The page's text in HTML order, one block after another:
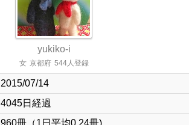
yukiko-i
女 京都府 544人登録
2015/07/14
4045日経過
960冊（1日平均0.24冊)